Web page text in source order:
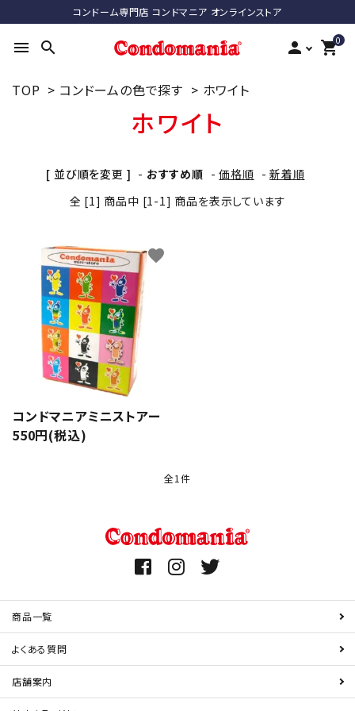
コンドーム専門店 コンドマニア オンラインストア
menu search person 0
shopping_cart
ようこそ ゲスト 様
最近チェックした商品
コンドーム
潤滑剤・ローション
アパレル
セルフプレジャー
サポートグッズ
サプリメント・ドリンク
店舗案内
TOP > コンドームの色で探す > ホワイト
ホワイト
[ 並び順を変更 ] - おすすめ順 -価格順 -新着順
全 [1] 商品中 [1-1] 商品を表示しています
コンドマニアミニストアー
550円(税込)
favorite
全1件
キーワード
カテゴリー
検索する
商品一覧
よくある質問
店舗案内